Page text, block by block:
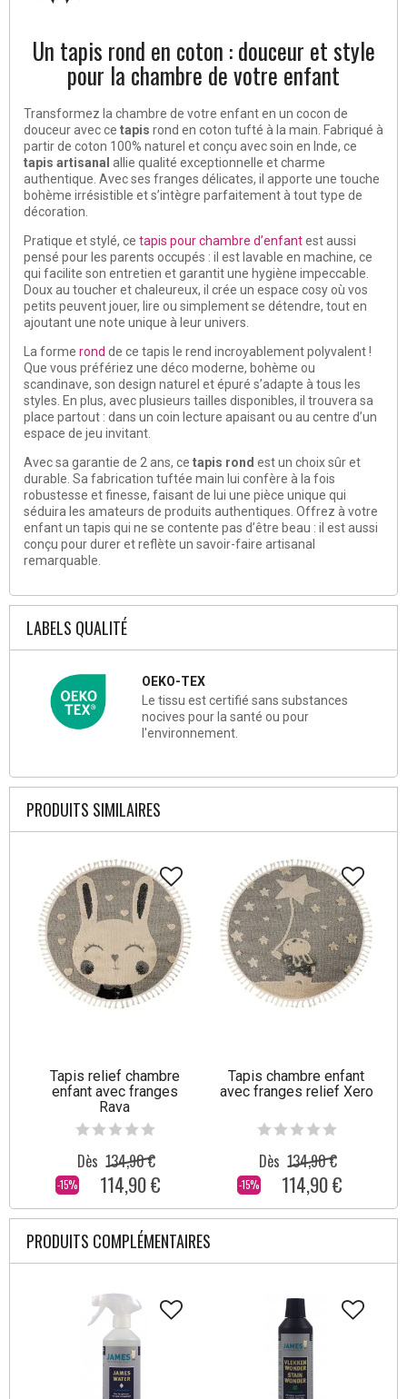
Un tapis rond en coton : douceur et style
pour la chambre de votre enfant
Transformez la chambre de votre enfant en un cocon de
douceur avec ce tapis rond en coton tufté à la main. Fabriqué à
partir de coton 100% naturel et conçu avec soin en Inde, ce
tapis artisanal allie qualité exceptionnelle et charme
authentique. Avec ses franges délicates, il apporte une touche
bohème irrésistible et s’intègre parfaitement à tout type de
décoration.
Pratique et stylé, ce tapis pour chambre d’enfantest aussi
pensé pour les parents occupés : il est lavable en machine, ce
qui facilite son entretien et garantit une hygiène impeccable.
Doux au toucher et chaleureux, il crée un espace cosy où vos
petits peuvent jouer, lire ou simplement se détendre, tout en
ajoutant une note unique à leur univers.
La forme rond de ce tapis le rend incroyablement polyvalent !
Que vous préfériez une déco moderne, bohème ou
scandinave, son design naturel et épuré s’adapte à tous les
styles. En plus, avec plusieurs tailles disponibles, il trouvera sa
place partout : dans un coin lecture apaisant ou au centre d’un
espace de jeu invitant.
Avec sa garantie de 2 ans, ce tapis rond est un choix sûr et
durable. Sa fabrication tuftée main lui confère à la fois
robustesse et finesse, faisant de lui une pièce unique qui
séduira les amateurs de produits authentiques. Offrez à votre
enfant un tapis qui ne se contente pas d’être beau : il est aussi
conçu pour durer et reflète un savoir-faire artisanal
remarquable.
LABELS QUALITÉ
OEKO-TEX
Le tissu est certifié sans substances
nocives pour la santé ou pour
l'environnement.
PRODUITS SIMILAIRES
Tapis relief chambre
enfant avec franges
Rava
-15%
Dès 134,90 €
114,90 €
Tapis chambre enfant
avec franges relief Xero
-15%
Dès 134,90 €
114,90 €
PRODUITS COMPLÉMENTAIRES